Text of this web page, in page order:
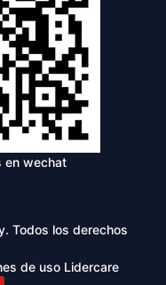
en wechat
Todos los derechos
de uso Lidercare